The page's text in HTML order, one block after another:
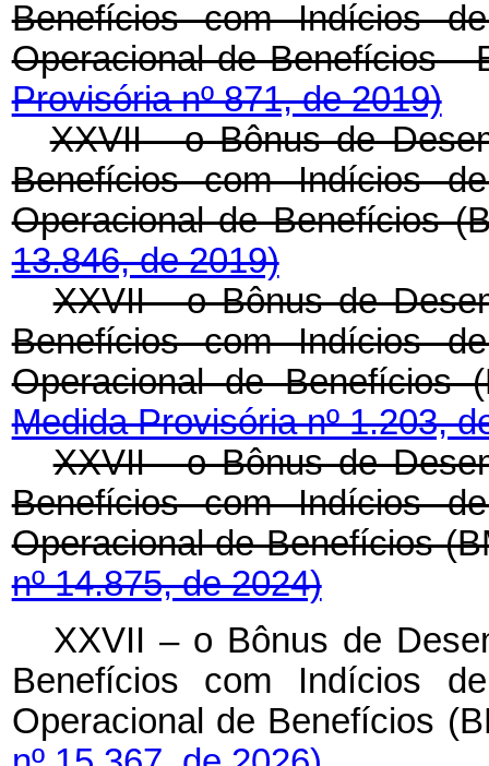
Benefícios com Indícios
Operacional de
Provisória nº 871, de 2019)
XXVII - o Bônus de
Benefícios com Indícios
Operacional de
13.846, de 2019)
XXVII - o Bônus de
Benefícios com Indícios
Operacional de
Medida Provisória nº 1.203,
XXVII - o Bônus de
Benefícios com Indícios
Operacional de Benefícios
nº 14.875, de 2024)
XXVII – o Bônus de
Benefícios com Indícios
Operacional de